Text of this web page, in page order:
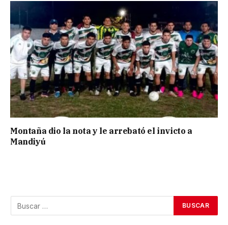
Montaña dio la nota y le arrebató el invicto a
Mandiyú